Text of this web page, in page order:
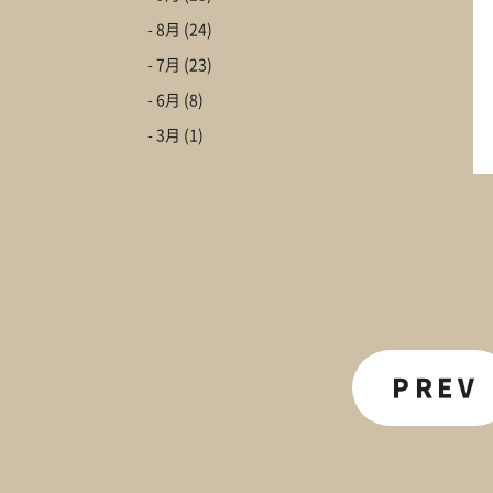
- 8月 (24)
- 7月 (23)
- 6月 (8)
- 3月 (1)
PREV